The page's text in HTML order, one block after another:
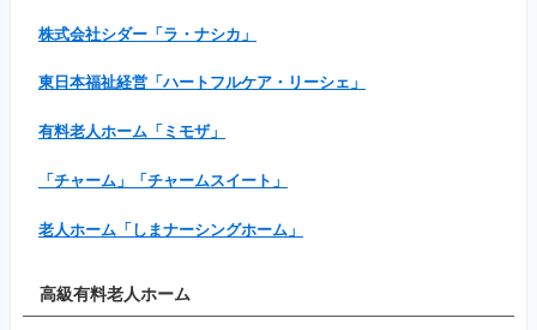
株式会社シダー「ラ・ナシカ」
東日本福祉経営「ハートフルケア・リーシェ」
有料老人ホーム「ミモザ」
「チャーム」「チャームスイート」
老人ホーム「しまナーシングホーム」
高級有料老人ホーム